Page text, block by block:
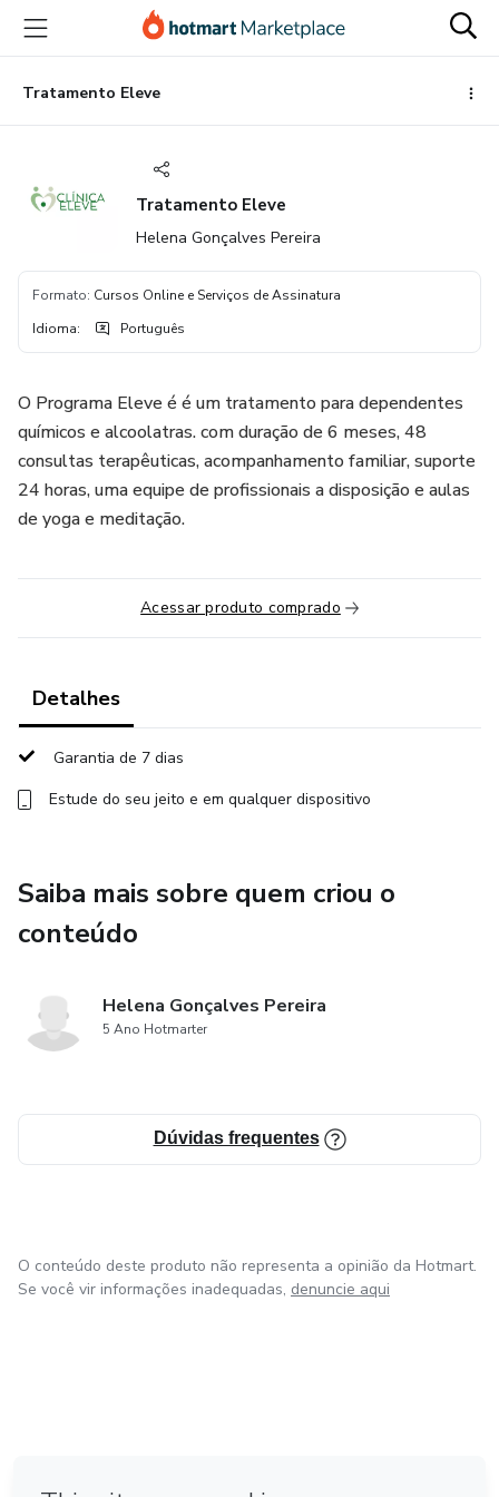
para
conteúdo
principal
para
pagamento
para
rodapé
Tratamento Eleve
Tratamento Eleve
Helena Gonçalves Pereira
Formato: Cursos Online e Serviços de Assinatura
Idioma: Português
O Programa Eleve é é um tratamento para dependentes
químicos e alcoolatras. com duração de 6 meses, 48
consultas terapêuticas, acompanhamento familiar, suporte
24 horas, uma equipe de profissionais a disposição e aulas
de yoga e meditação.
Acessar produto comprado
Detalhes
Garantia de 7 dias
Estude do seu jeito e em qualquer dispositivo
Saiba mais sobre quem criou o
conteúdo
Helena Gonçalves Pereira
5 Ano Hotmarter
Dúvidas frequentes
O conteúdo deste produto não representa a opinião da Hotmart.
Se você vir informações inadequadas, denuncie aqui